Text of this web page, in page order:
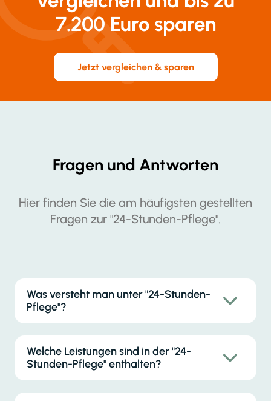
7.200 Euro sparen
Jetzt vergleichen & sparen
Fragen und Antworten
Hier finden Sie die am häufigsten gestellten
Fragen zur "24-Stunden-Pflege".
Was versteht man unter "24-Stunden-
Pflege"?
Welche Leistungen sind in der "24-
Stunden-Pflege" enthalten?